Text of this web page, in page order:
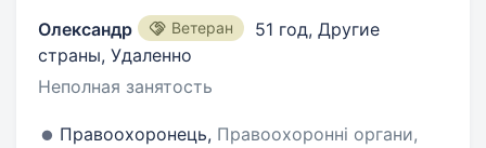
Олександр Ветеран 51 год, Другие
страны, Удаленно
Неполная занятость
Правоохоронець, Правоохоронні органи,